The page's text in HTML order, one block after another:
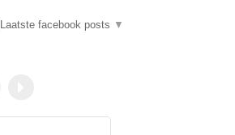
Laatste facebook posts ▼